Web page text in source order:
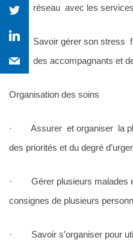
réseau avec les
Savoir gérer son stress
des accompagnants et
Organisation des soins
· Assurer et organiser la
des priorités et du degré
· Gérer plusieurs malades
consignes de plusieurs
· Savoir s’organiser pour